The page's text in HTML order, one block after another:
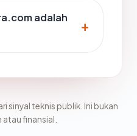
adalah
sinyal teknis publik. Ini bukan
finansial.